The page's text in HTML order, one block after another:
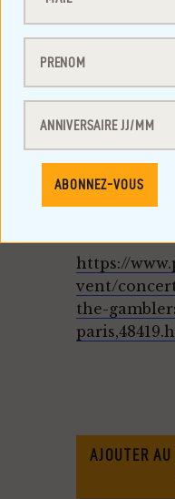
maestro DJ
totalement
auquel nous
Attention
préventes
https://
vent/
the-
AJOUTER